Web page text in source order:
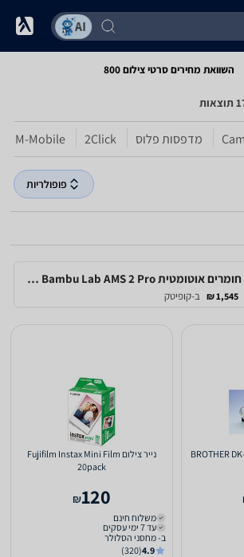
השוואת מחירים סרטי צילום ‏800
מדפסות פלוס 2Click
M-Mobile
פופולריות
מערכת חומרים אוטומטית Bambu Lab AMS 2 Pro להדפסה רב־צבעית וייבוש פילמנט
1,545 ₪ ב-קופיטק
גליל מדבקות פילם מקורי BROTHER DK-
נייר צילום Fujifilm Instax Mini Film
20pack
120
₪
משלוח חינם
עד 7 ימי עסקים
ב- מחסני הסלולר
4.9
(320)